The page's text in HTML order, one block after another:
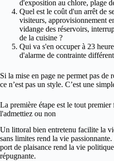
d'exposition au chlore, plage
Quel est le coût d'un arrêt de
visiteurs, approvisionnement
vidange des réservoirs,
de la cuisine ?
Qui va s'en occuper à 23
d'alarme de contrainte
Si la mise en page ne permet pas de
ce n’est pas un style. C’est une
La première étape est le tout
l'admettiez ou non
Un littoral bien entretenu facilite la
sans limites rend la vie
port de plaisance rend la vie
répugnante.